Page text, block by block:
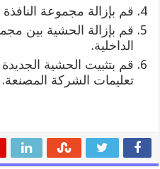
قم بإزالة مجموعة
قم بإزالة الحشية بين
الداخلية.
قم بتثبيت الحشية
تعليمات الشركة المصنعة.